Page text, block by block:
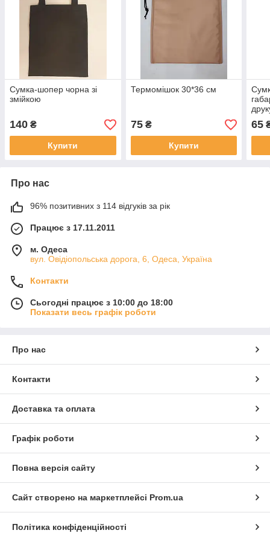
Сумка-шопер чорна зі
змійкою
140 ₴
Купити
Термомішок 30*36 см
75₴
Купити
65
Про нас
96% позитивних з 114 відгуків за рік
Працює з 17.11.2011
м. Одеса
вул. Овідіопольська дорога, 6, Одеса, Україна
Контакти
Сьогодні працює з 10:00 до 18:00
Показати весь графік роботи
Про нас
Контакти
Доставка та оплата
Графік роботи
Повна версія сайту
Сайт створено на маркетплейсі Prom.ua
Політика конфіденційності